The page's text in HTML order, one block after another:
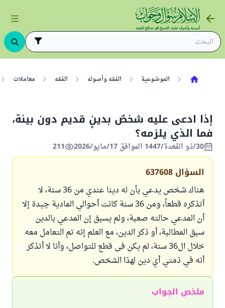
الموضوعية الفقه وأصوله الفقه معاملات
إذا ادعى عليه شخصٌ بدينٍ قديم دون بينة،
فما الذي يلزمه؟
30/ذو القعدة/1447 الموافق 17/مايو/2026 211
السؤال 637608
هناك شخص يدعي بأن له دينا عندي من 36 سنة، لا
أتذكره قطعاً، ومن 36 سنة كانت أحوالي المادية جيدة إلا
أن المدعي حالته صعبة، ولم يسبق إن المدعي بالدين
سبق المطالبة، أو ذكر الدين، مع العلم إنه تم التعامل معه
خلال ال36 سنة، لم يكن فى قطع للتواصل، وأنا لا أتذكر
أنه في ذمتي أي دين لهذا الشخص.
ملخص الجواب